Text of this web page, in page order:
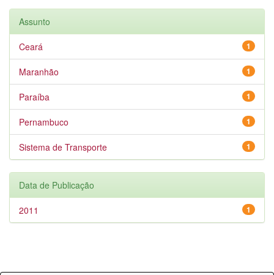
Assunto
1
Ceará
1
Maranhão
1
Paraíba
1
Pernambuco
1
Sistema de Transporte
Data de Publicação
1
2011